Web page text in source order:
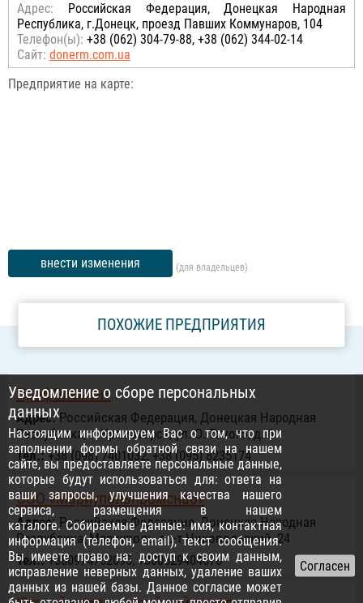
Адрес: Российская Федерация, Донецкая Народная
Республика, г.Донецк, проезд Павших Коммунаров, 104
Телефон(ы): +38 (062) 304-79-88, +38 (062) 344-02-14
Сайт: donerm.com.ua
Предприятие на карте:
внести изменения (для владельцев)
ПОХОЖИЕ ПРЕДПРИЯТИЯ
ПрофЭлемент
Адрес:Российская Федерация, Донецкая Народная
Республика, г. Краматорск, ул. О. Тихого, д. 6
Тел.:+38 (098) 7401032, +38 (095) 8235174
ООО «Мариупольпромснаб»
Адрес:Российская Федерация, Донецкая Народная
Республика, Мариуполь, пр-т Никопольский, 24
Тел.:+380974752095, +380629404878
Уведомление о сборе персональных
данных
Настоящим информируем Вас о том, что при
заполнении формы обратной связи на нашем
сайте, вы предоставляете персональные данные,
которые будут использоваться для: ответа на
ваши запросы, улучшения качества нашего
сервиса, размещения в нашем
каталоге. Собираемые данные: имя, контактная
информация (телефон, email), текст сообщения.
Вы имеете право на: доступ к своим данным,
исправление неверных данных, удаление ваших
данных из нашей базы. Данное согласие может